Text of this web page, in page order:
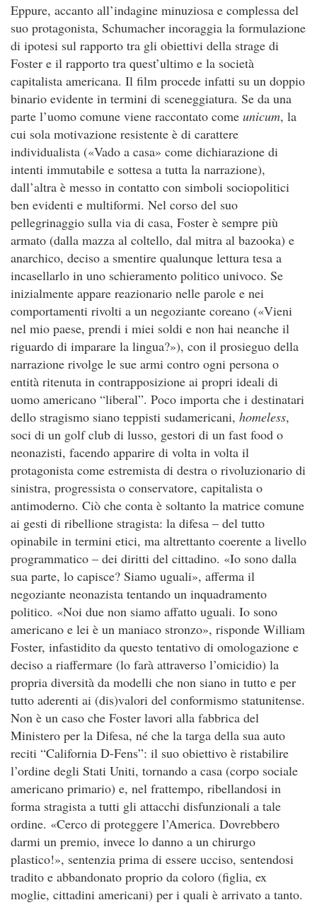
Eppure, accanto all’indagine minuziosa e complessa del
suo protagonista, Schumacher incoraggia la formulazione
di ipotesi sul rapporto tra gli obiettivi della strage di
Foster e il rapporto tra quest’ultimo e la società
capitalista americana. Il film procede infatti su un doppio
binario evidente in termini di sceneggiatura. Se da una
parte l’uomo comune viene raccontato come unicum, la
cui sola motivazione resistente è di carattere
individualista («Vado a casa» come dichiarazione di
intenti immutabile e sottesa a tutta la narrazione),
dall’altra è messo in contatto con simboli sociopolitici
ben evidenti e multiformi. Nel corso del suo
pellegrinaggio sulla via di casa, Foster è sempre più
armato (dalla mazza al coltello, dal mitra al bazooka) e
anarchico, deciso a smentire qualunque lettura tesa a
incasellarlo in uno schieramento politico univoco. Se
inizialmente appare reazionario nelle parole e nei
comportamenti rivolti a un negoziante coreano («Vieni
nel mio paese, prendi i miei soldi e non hai neanche il
riguardo di imparare la lingua?»), con il prosieguo della
narrazione rivolge le sue armi contro ogni persona o
entità ritenuta in contrapposizione ai propri ideali di
uomo americano “liberal”. Poco importa che i destinatari
dello stragismo siano teppisti sudamericani, homeless,
soci di un golf club di lusso, gestori di un fast food o
neonazisti, facendo apparire di volta in volta il
protagonista come estremista di destra o rivoluzionario di
sinistra, progressista o conservatore, capitalista o
antimoderno. Ciò che conta è soltanto la matrice comune
ai gesti di ribellione stragista: la difesa – del tutto
opinabile in termini etici, ma altrettanto coerente a livello
programmatico – dei diritti del cittadino. «Io sono dalla
sua parte, lo capisce? Siamo uguali», afferma il
negoziante neonazista tentando un inquadramento
politico. «Noi due non siamo affatto uguali. Io sono
americano e lei è un maniaco stronzo», risponde William
Foster, infastidito da questo tentativo di omologazione e
deciso a riaffermare (lo farà attraverso l’omicidio) la
propria diversità da modelli che non siano in tutto e per
tutto aderenti ai (dis)valori del conformismo statunitense.
Non è un caso che Foster lavori alla fabbrica del
Ministero per la Difesa, né che la targa della sua auto
reciti “California D-Fens”: il suo obiettivo è ristabilire
l’ordine degli Stati Uniti, tornando a casa (corpo sociale
americano primario) e, nel frattempo, ribellandosi in
forma stragista a tutti gli attacchi disfunzionali a tale
ordine. «Cerco di proteggere l’America. Dovrebbero
darmi un premio, invece lo danno a un chirurgo
plastico!», sentenzia prima di essere ucciso, sentendosi
tradito e abbandonato proprio da coloro (figlia, ex
moglie, cittadini americani) per i quali è arrivato a tanto.